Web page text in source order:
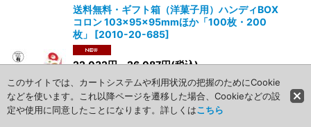
送料無料・ギフト箱（洋菓子用）ハンディBOX
コロン 103×95×95mmほか「100枚・200
枚」
[2010-20-685]
22,032円～26,087円(税込)
ハンドル付で思わず手がのびるプチギフトに最
適なパッケージ。 品 番品 名サイズ（mm）
重 量入 数2010-20-685-
このサイトでは、カートシステムや利用状況の把握のためにCookie
などを使います。これ以降ページを遷移した場合、Cookieなどの設
定や使用に同意したことになります。詳しくはこちら